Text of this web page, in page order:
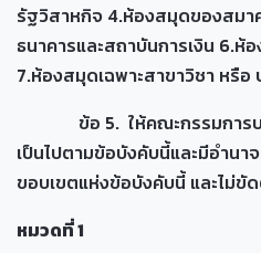
รัฐวิสาหกิจ 4.ห้องสมุดของสม
ธนาคารและสถาบันการเงิน 6.ห้
7.ห้องสมุดเฉพาะสาขาวิชา หรือ
ข้อ 5. ให้คณะกรรมการบริ
เป็นไปตามข้อบังคับนี้และมีอำนา
ขอบเขตแห่งข้อบังคับนี้ และไม่
หมวดที่1